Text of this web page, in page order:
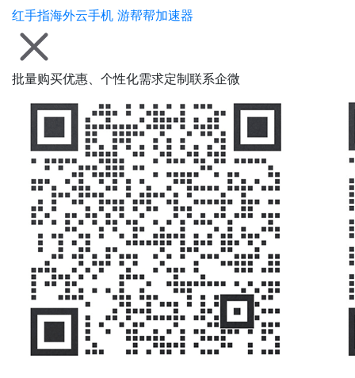
红手指海外云手机 游帮帮加速器
批量购买优惠、个性化需求定制联系企微